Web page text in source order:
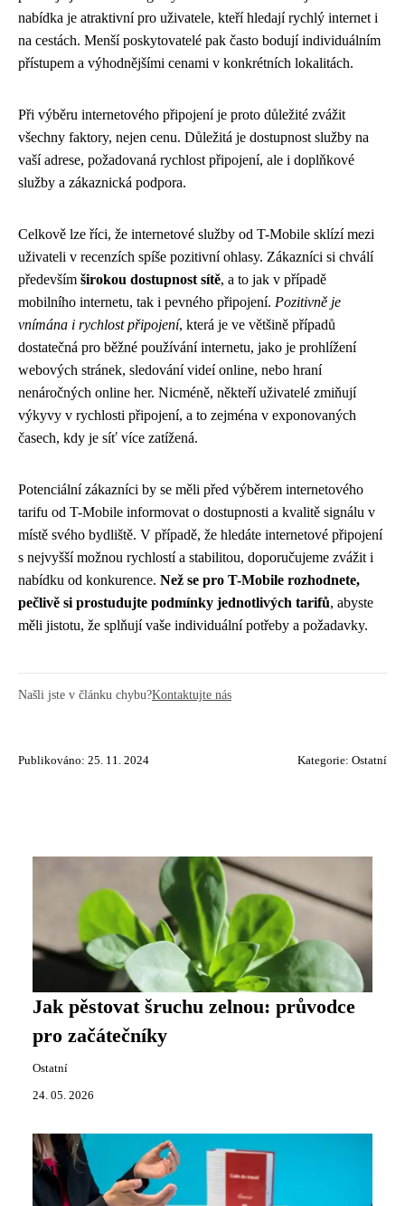
nabídka je atraktivní pro uživatele, kteří hledají rychlý internet i
na cestách. Menší poskytovatelé pak často bodují individuálním
přístupem a výhodnějšími cenami v konkrétních lokalitách.
Při výběru internetového připojení je proto důležité zvážit
všechny faktory, nejen cenu. Důležitá je dostupnost služby na
vaší adrese, požadovaná rychlost připojení, ale i doplňkové
služby a zákaznická podpora.
Celkově lze říci, že internetové služby od T-Mobile sklízí mezi
uživateli v recenzích spíše pozitivní ohlasy. Zákazníci si chválí
především širokou dostupnost sítě, a to jak v případě
mobilního internetu, tak i pevného připojení. Pozitivně je
vnímána i rychlost připojení, která je ve většině případů
dostatečná pro běžné používání internetu, jako je prohlížení
webových stránek, sledování videí online, nebo hraní
nenáročných online her. Nicméně, někteří uživatelé zmiňují
výkyvy v rychlosti připojení, a to zejména v exponovaných
časech, kdy je síť více zatížená.
Potenciální zákazníci by se měli před výběrem internetového
tarifu od T-Mobile informovat o dostupnosti a kvalitě signálu v
místě svého bydliště. V případě, že hledáte internetové připojení
s nejvyšší možnou rychlostí a stabilitou, doporučujeme zvážit i
nabídku od konkurence. Než se pro T-Mobile rozhodnete,
pečlivě si prostudujte podmínky jednotlivých tarifů, abyste
měli jistotu, že splňují vaše individuální potřeby a požadavky.
Našli jste v článku chybu?Kontaktujte nás
Publikováno: 25. 11. 2024 Kategorie: Ostatní
Jak pěstovat šruchu zelnou: průvodce
pro začátečníky
Ostatní
24. 05. 2026